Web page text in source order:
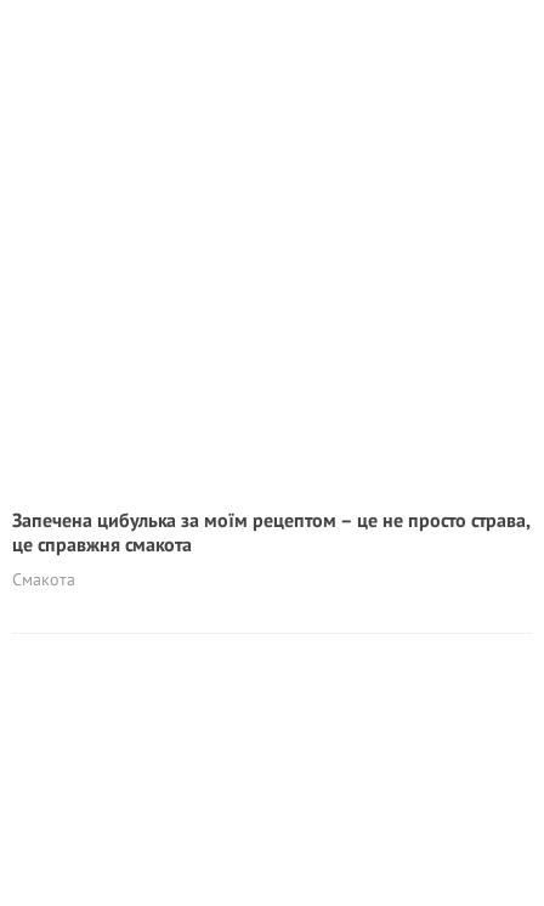
Запечена цибулька за моїм рецептом – це не просто страва,
це справжня смакота
Смакота